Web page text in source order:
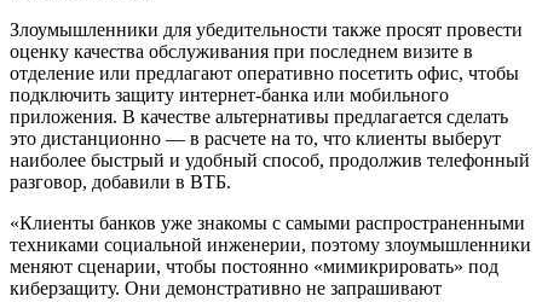
Злоумышленники для убедительности также просят провести
оценку качества обслуживания при последнем визите в
отделение или предлагают оперативно посетить офис, чтобы
подключить защиту интернет-банка или мобильного
приложения. В качестве альтернативы предлагается сделать
это дистанционно — в расчете на то, что клиенты выберут
наиболее быстрый и удобный способ, продолжив телефонный
разговор, добавили в ВТБ.
«Клиенты банков уже знакомы с самыми распространенными
техниками социальной инженерии, поэтому злоумышленники
меняют сценарии, чтобы постоянно «мимикрировать» под
киберзащиту. Они демонстративно не запрашивают